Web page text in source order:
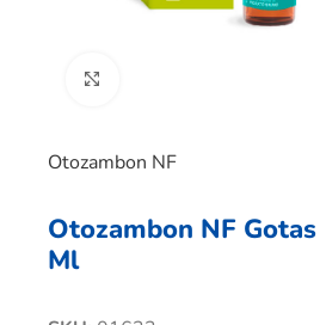
Otozambon NF
Otozambon NF
Ml